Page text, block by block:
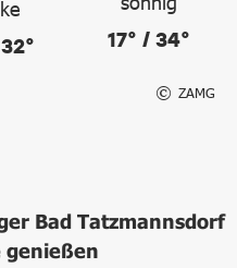
17° / 34°
ZAMG
Bad Tatzmannsdorf
genießen